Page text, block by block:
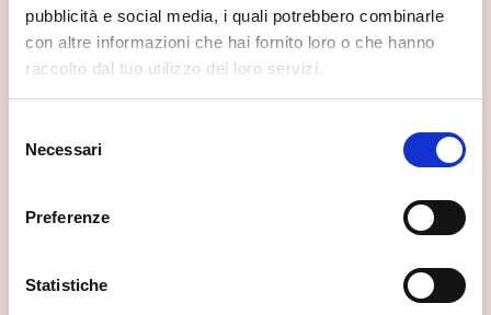
pubblicità e social media, i quali potrebbero combinarle
con altre informazioni che hai fornito loro o che hanno
raccolto dal tuo utilizzo dei loro servizi.
delNecessari
Preferenze
Statistiche